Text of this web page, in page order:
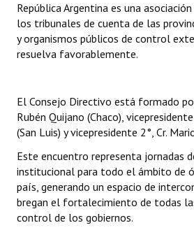
Antiguos Pobladores
Noticias Destacadas
Datos Históricos
Premio al Mérito - Registro
Audiencias Públicas - Registro
Mujeres que Dejaron Huellas - Registro
Periodistas Decanos - Registro
República Argentina es una
los tribunales de cuenta de las
y organismos públicos de control
resuelva favorablemente.
El Consejo Directivo está formado
Rubén Quijano (Chaco),
(San Luis) y vicepresidente 2°, Cr.
Este encuentro representa jornadas
institucional para todo el ámbito de
país, generando un espacio de
bregan el fortalecimiento de todas
control de los gobiernos.